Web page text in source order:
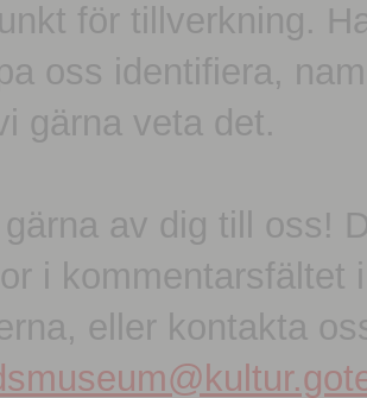
för tillverkning.
oss identifiera,
gärna veta det.
gärna av dig till oss!
i kommentarsfältet
eller kontakta